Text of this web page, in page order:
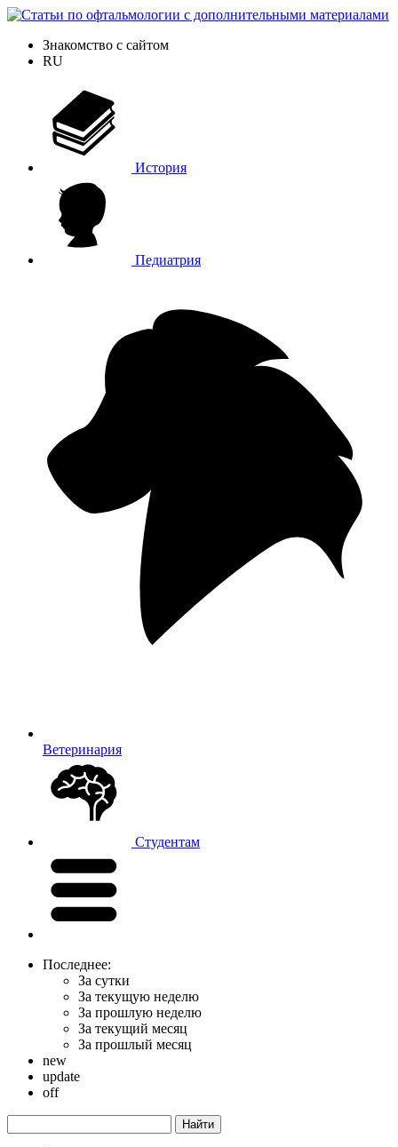
Знакомство с сайтом
RU
История
Педиатрия
Ветеринария
Студентам
Последнее:
За сутки
За текущую неделю
За прошлую неделю
За текущий месяц
За прошлый месяц
new
update
off